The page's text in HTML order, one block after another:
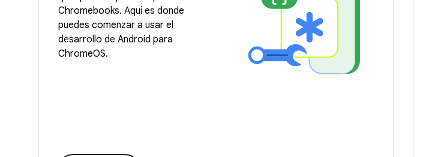
Chromebooks. Aquí es donde
puedes comenzar a usar el
desarrollo de Android para
ChromeOS.